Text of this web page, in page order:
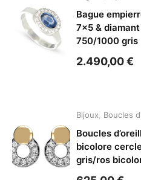
Bague
7×5 &
750/1000 gris
2.490,00€
Bijoux Boucles
Boucles
bicolore
gris/ros